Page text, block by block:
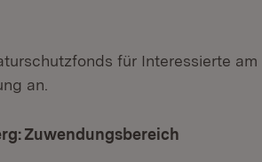
für Interessierte am
an.
Zuwendungsbereich